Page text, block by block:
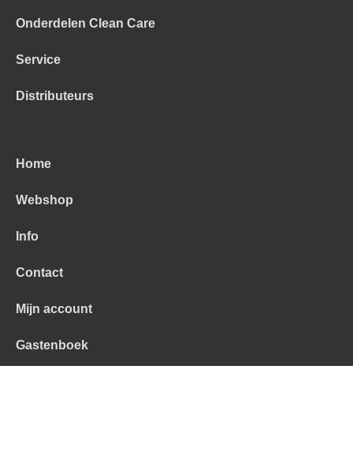
Onderdelen Clean Care
Service
Distributeurs
Home
Webshop
Info
Contact
Mijn account
Gastenboek